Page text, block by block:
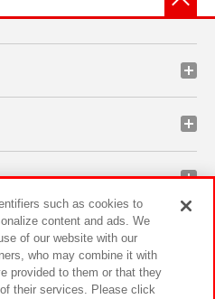
such as cookies to
content and ads. We
of our website with our
who may combine it with
provided to them or that they
their services. Please click